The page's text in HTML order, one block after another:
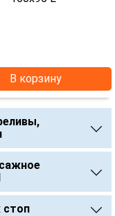
В корзину
стоп